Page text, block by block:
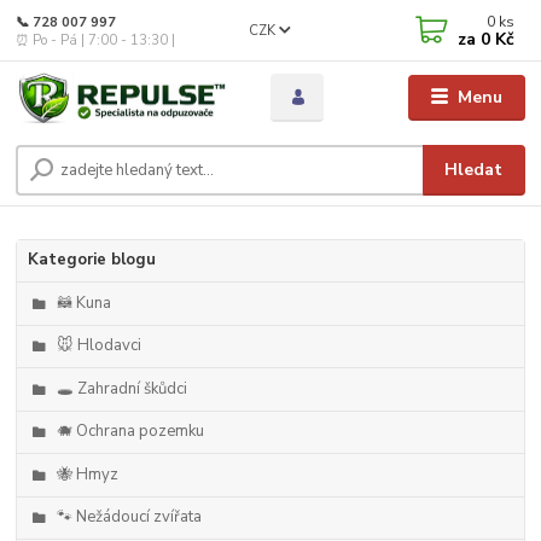
Menu
CZK
Hledat
📞 728 007 997
⏰ Po - Pá | 7:00 - 13:30 |
0 ks
za 0 Kč
Kategorie blogu
🦝 Kuna
🐭 Hlodavci
🕳️ Zahradní škůdci
🐗 Ochrana pozemku
🐝 Hmyz
🐾 Nežádoucí zvířata